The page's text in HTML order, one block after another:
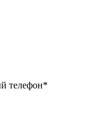
телефон*